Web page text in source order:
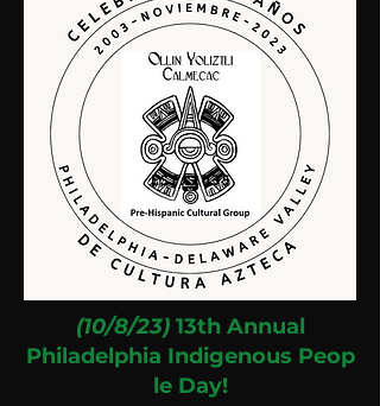
(10/8/23)13th Annual
Philadelphia Indigenous Peop
le Day!